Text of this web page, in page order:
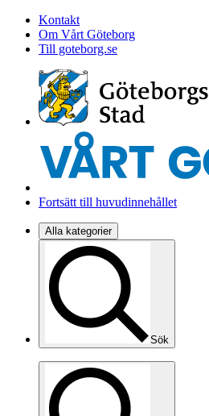
Kontakt
Om Vårt Göteborg
Till goteborg.se
Fortsätt till huvudinnehållet
Alla kategorier
Sök